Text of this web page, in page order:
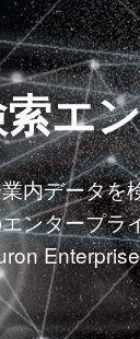
エ
内データを
ンタープラ